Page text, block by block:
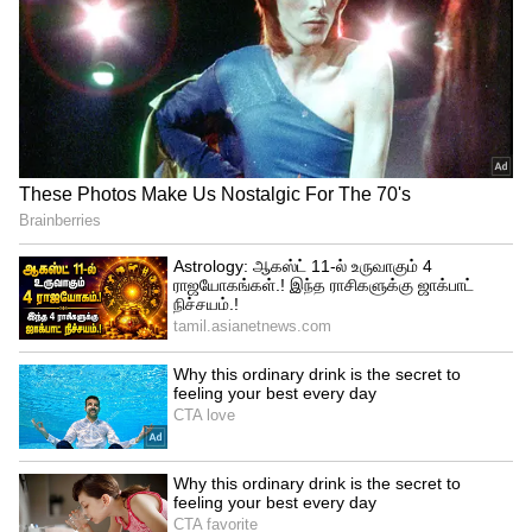
Jaipur, Sambhar, Rajasthan, Salt City, salt
lake, Salt Train, Salt
சம்பார் ஏரி பருவகாலங்களுக்கு ஏற்ப
மாறுகிறது. கோடையில் வறண்டுவிடும்
ஏரியில் உப்பு அடுக்குகள் வெளியே
தெரியும். உள்ளூர் தொழிலாளர்கள் உப்பு
சேகரிப்பதைக் காணலாம். சூரிய ஒளியில்
பிரகாசிக்கும் உப்பு கண்ணுக்கு எட்டிய
தூரம்வரை நீண்டு கிடப்பதை எளிதில்
மறக்க முடியாது.